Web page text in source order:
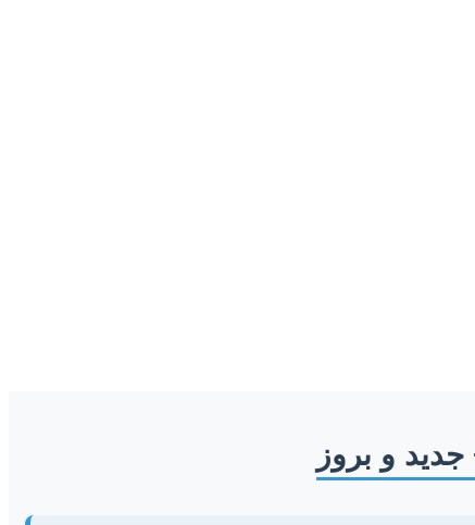
و بروز